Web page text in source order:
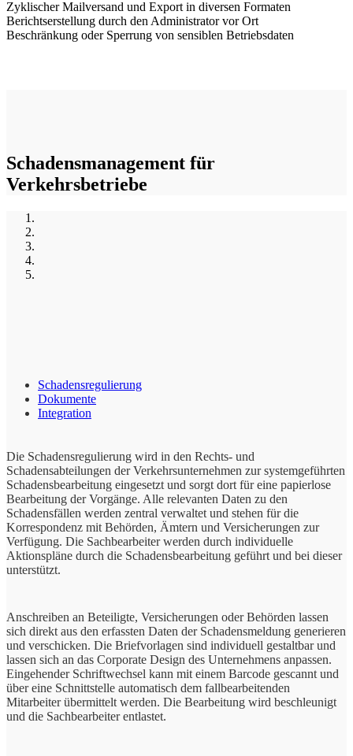
Zyklischer Mailversand und Export in diversen Formaten
Berichtserstellung durch den Administrator vor Ort
Beschränkung oder Sperrung von sensiblen Betriebsdaten
Schadensmanagement für
Verkehrsbetriebe
Schadensregulierung
Dokumente
Integration
Die Schadensregulierung wird in den Rechts- und
Schadensabteilungen der Verkehrsunternehmen zur systemgeführten
Schadensbearbeitung eingesetzt und sorgt dort für eine papierlose
Bearbeitung der Vorgänge. Alle relevanten Daten zu den
Schadensfällen werden zentral verwaltet und stehen für die
Korrespondenz mit Behörden, Ämtern und Versicherungen zur
Verfügung. Die Sachbearbeiter werden durch individuelle
Aktionspläne durch die Schadensbearbeitung geführt und bei dieser
unterstützt.
Anschreiben an Beteiligte, Versicherungen oder Behörden lassen
sich direkt aus den erfassten Daten der Schadensmeldung generieren
und verschicken. Die Briefvorlagen sind individuell gestaltbar und
lassen sich an das Corporate Design des Unternehmens anpassen.
Eingehender Schriftwechsel kann mit einem Barcode gescannt und
über eine Schnittstelle automatisch dem fallbearbeitenden
Mitarbeiter übermittelt werden. Die Bearbeitung wird beschleunigt
und die Sachbearbeiter entlastet.